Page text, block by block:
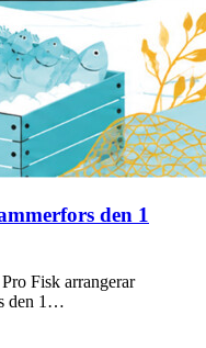
den 1
Fisk arrangerar
den 1…